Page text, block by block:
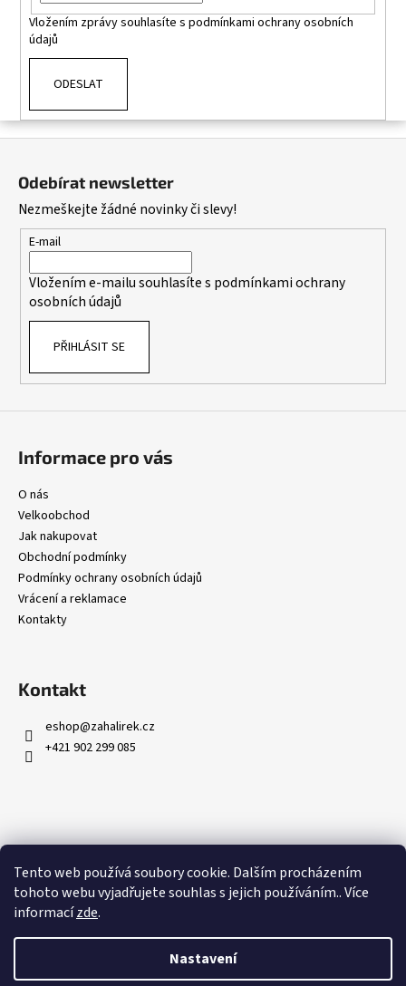
Tento web používá soubory cookie. Dalším procházením
tohoto webu vyjadřujete souhlas s jejich používáním.. Více
informacízde.
Nastavení
Vložením zprávy souhlasíte s podmínkami ochrany osobních
údajů
ODESLAT
D
o
r
č
u
j
e
m
Odebírat newsletter
Nezmeškejte žádné novinky či slevy!
E-mail
Vložením e-mailu souhlasíte s podmínkami ochrany
osobních údajů
PŘIHLÁSIT SE
Informace pro vás
O nás
Velkoobchod
Jak nakupovat
Obchodní podmínky
Podmínky ochrany osobních údajů
Vrácení a reklamace
Kontakty
Kontakt
eshop@zahalirek.cz
+421 902 299 085
Přijímáme online platby